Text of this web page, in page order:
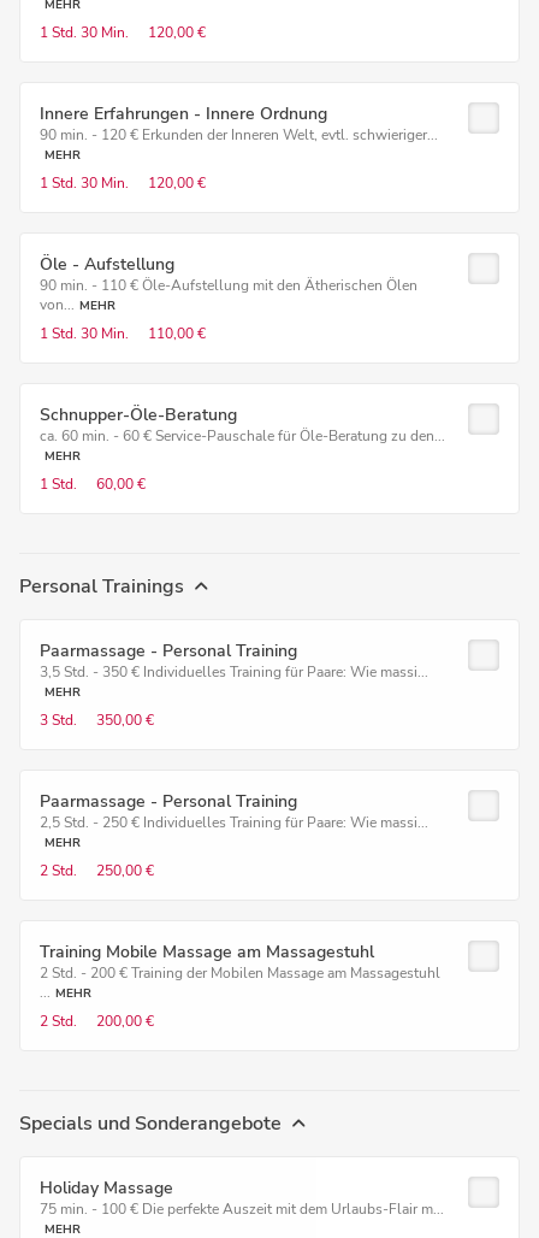
MEHR
1 Std. 30 Min. 120,00 €
Innere Erfahrungen - Innere Ordnung
90 min. - 120 € Erkunden der Inneren Welt, evtl. schwieriger...
MEHR
1 Std. 30 Min. 120,00 €
Öle - Aufstellung
90 min. - 110 € Öle-Aufstellung mit den Ätherischen Ölen
von... MEHR
1 Std. 30 Min. 110,00 €
Schnupper-Öle-Beratung
ca. 60 min. - 60 € Service-Pauschale für Öle-Beratung zu den...
MEHR
1 Std. 60,00 €
Personal Trainings
Paarmassage - Personal Training
3,5 Std. - 350 € Individuelles Training für Paare: Wie massi...
MEHR
3 Std. 350,00 €
Paarmassage - Personal Training
2,5 Std. - 250 € Individuelles Training für Paare: Wie massi...
MEHR
2 Std. 250,00 €
Training Mobile Massage am Massagestuhl
2 Std. - 200 € Training der Mobilen Massage am Massagestuhl
... MEHR
2 Std. 200,00 €
Specials und Sonderangebote
Holiday Massage
75 min. - 100 € Die perfekte Auszeit mit dem Urlaubs-Flair m...
MEHR